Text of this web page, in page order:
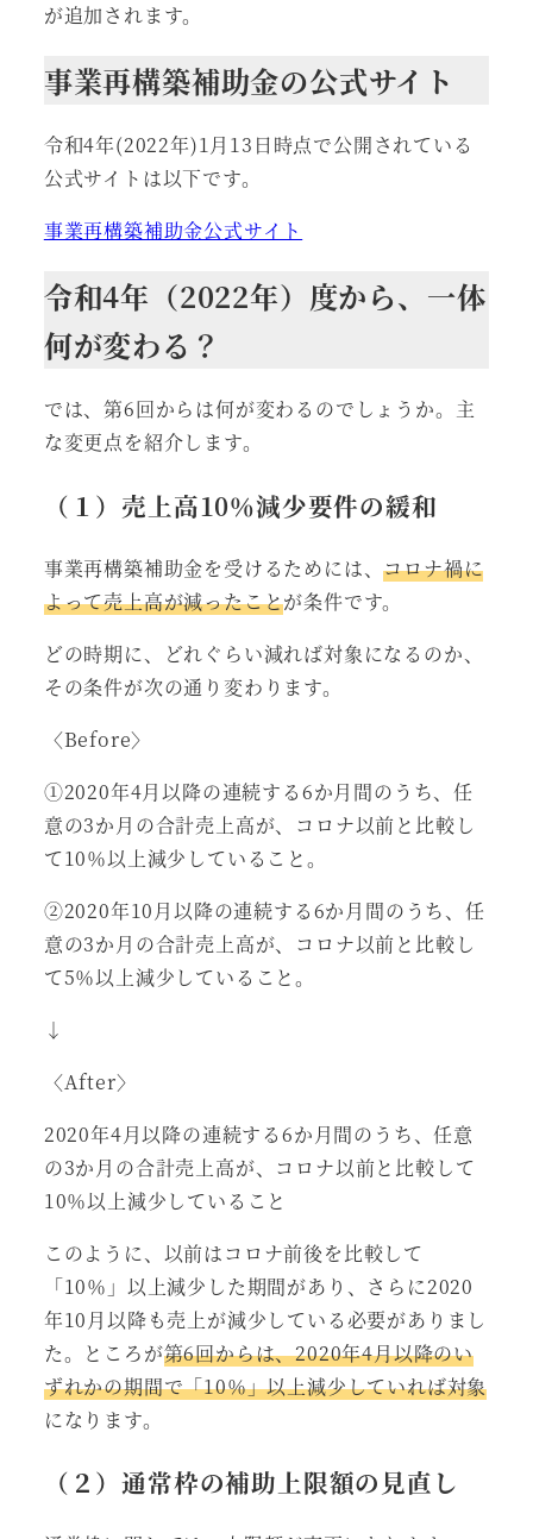
が追加されます。
事業再構築補助金の公式サイト
令和4年(2022年)1月13日時点で公開されている
公式サイトは以下です。
事業再構築補助金公式サイト
令和4年（2022年）度から、一体
何が変わる？
では、第6回からは何が変わるのでしょうか。主
な変更点を紹介します。
（１）売上高10％減少要件の緩和
事業再構築補助金を受けるためには、コロナ禍に
よって売上高が減ったことが条件です。
どの時期に、どれぐらい減れば対象になるのか、
その条件が次の通り変わります。
〈Before〉
①2020年4月以降の連続する6か月間のうち、任
意の3か月の合計売上高が、コロナ以前と比較し
て10％以上減少していること。
②2020年10月以降の連続する6か月間のうち、任
意の3か月の合計売上高が、コロナ以前と比較し
て5％以上減少していること。
↓
〈After〉
2020年4月以降の連続する6か月間のうち、任意
の3か月の合計売上高が、コロナ以前と比較して
10％以上減少していること
このように、以前はコロナ前後を比較して
「10％」以上減少した期間があり、さらに2020
年10月以降も売上が減少している必要がありまし
た。ところが第6回からは、2020年4月以降のい
ずれかの期間で「10％」以上減少していれば対象
になります。
（２）通常枠の補助上限額の見直し